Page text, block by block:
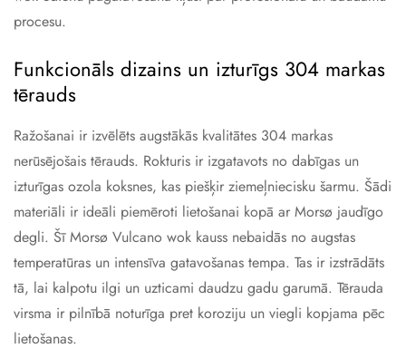
procesu.
Funkcionāls dizains un izturīgs 304 markas
tērauds
Ražošanai ir izvēlēts augstākās kvalitātes 304 markas
nerūsējošais tērauds. Rokturis ir izgatavots no dabīgas un
izturīgas ozola koksnes, kas piešķir ziemeļniecisku šarmu. Šādi
materiāli ir ideāli piemēroti lietošanai kopā ar Morsø jaudīgo
degli. Šī Morsø Vulcano wok kauss nebaidās no augstas
temperatūras un intensīva gatavošanas tempa. Tas ir izstrādāts
tā, lai kalpotu ilgi un uzticami daudzu gadu garumā. Tērauda
virsma ir pilnībā noturīga pret koroziju un viegli kopjama pēc
lietošanas.